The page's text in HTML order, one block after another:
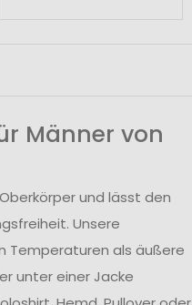
Männer von
und lässt den
Unsere
Temperaturen als äußere
unter einer Jacke